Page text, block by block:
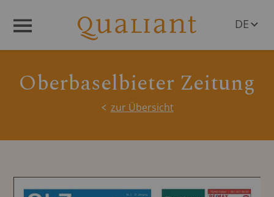
DE
Oberbaselbieter Zeitung
zur Übersicht